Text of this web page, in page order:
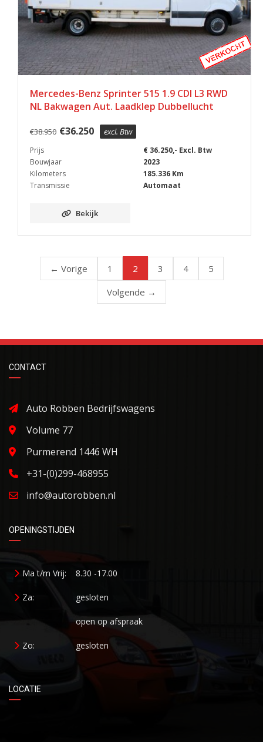
Mercedes-Benz Sprinter 515 1.9 CDI L3 RWD
NL Bakwagen Aut. Laadklep Dubbellucht
€38.950 €36.250 excl. Btw
Prijs
€ 36.250,- Excl. Btw
Bouwjaar
2023
Kilometers
185.336 Km
Transmissie
Automaat
Bekijk
← Vorige 1 2 3 4
5
Volgende →
CONTACT
Auto Robben Bedrijfswagens
Volume 77
Purmerend 1446 WH
+31-(0)299-468955
info@autorobben.nl
OPENINGSTIJDEN
Ma t/m Vrij: 8.30 -17.00
Za: gesloten
open op afspraak
Zo: gesloten
LOCATIE